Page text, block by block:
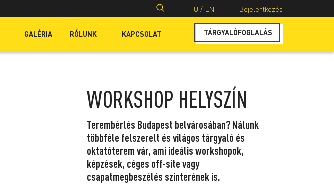
Keresés: HU / EN Bejelentkezés
GALÉRIA RÓLUNK KAPCSOLAT TÁRGYALÓFOGLALÁS
WORKSHOP HELYSZÍN
Terembérlés Budapest belvárosában? Nálunk
többféle felszerelt és világos tárgyaló és
oktatóterem vár, ami ideális workshopok,
képzések, céges off-site vagy
csapatmegbeszélés színterének is.